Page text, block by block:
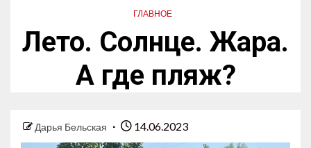
ГЛАВНОЕ
Лето. Солнце. Жара.
А где пляж?
Дарья Бельская 14.06.2023